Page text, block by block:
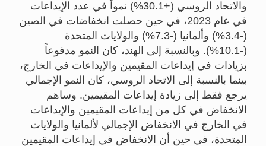
والاتحاد الروسي (+30.1%) نمواً في عدد الإيداعات
في عام 2023، في حين حصلت انخفاضات في الصين
(-3.4%) وألمانيا (-7.3%) والولايات المتحدة
(-10.1%). وبالنسبة إلى الهند، كان النمو مدفوعاً
بزيادات في إيداعات المقيمين والإيداعات في الخارج،
بينما بالنسبة إلى الاتحاد الروسي، كان النمو الإجمالي
يرجع فقط إلى زيادة إيداعات المقيمين. وساهم
الانخفاض في كل من إيداعات المقيمين والإيداعات
في الخارج في الانخفاض الإجمالي لألمانيا والولايات
المتحدة، في حين أن الانخفاض في إيداعات المقيمين